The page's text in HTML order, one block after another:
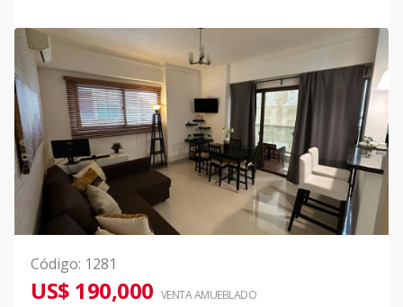
Código: 1281
US$ 190,000 VENTA AMUEBLADO